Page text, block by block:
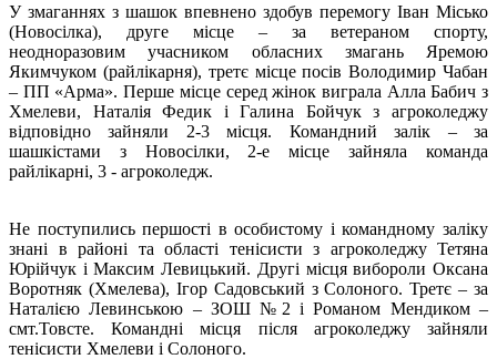
У змаганнях з шашок впевнено здобув перемогу Іван Місько
(Новосілка), друге місце – за ветераном спорту,
неодноразовим учасником обласних змагань Яремою
Якимчуком (райлікарня), третє місце посів Володимир Чабан
– ПП «Арма». Перше місце серед жінок виграла Алла Бабич з
Хмелеви, Наталія Федик і Галина Бойчук з агроколеджу
відповідно зайняли 2-3 місця. Командний залік – за
шашкістами з Новосілки, 2-е місце зайняла команда
райлікарні, 3 - агроколедж.
Не поступились першості в особистому і командному заліку
знані в районі та області тенісисти з агроколеджу Тетяна
Юрійчук і Максим Левицький. Другі місця вибороли Оксана
Воротняк (Хмелева), Ігор Садовський з Солоного. Третє – за
Наталією Левинською – ЗОШ №2 і Романом Мендиком –
смт.Товсте. Командні місця після агроколеджу зайняли
тенісисти Хмелеви і Солоного.